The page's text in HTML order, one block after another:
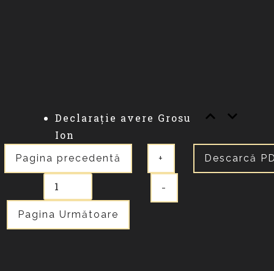
Declarație avere Grosu
Ion
Pagina precedentă
Pagina Următoare
+
-
Descarcă